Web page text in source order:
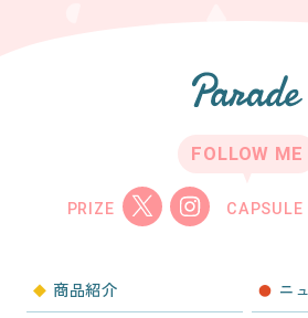
FOLLOW ME
PRIZE CAPSULE
商品紹介 ニ